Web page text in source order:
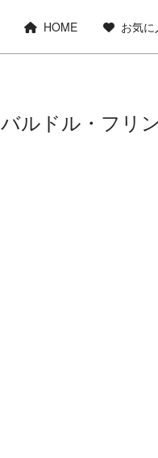
HOME お気に
バルドル・フリ